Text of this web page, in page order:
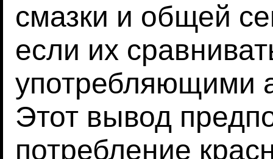
смазки и общей
если их
употребляющими
Этот вывод
потребление